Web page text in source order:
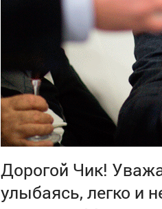
Дорогой Чик!
улыбаясь, легко и